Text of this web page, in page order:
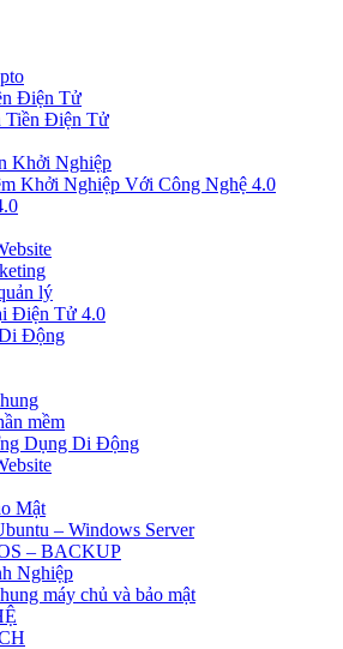
Điện Tử
Tiền Điện Tử
Khởi Nghiệp
Khởi Nghiệp Với Công Nghệ 4.0
lý
Điện Tử 4.0
Động
mềm
Dụng Di Động
Mật
– Windows Server
– BACKUP
Nghiệp
máy chủ và bảo mật